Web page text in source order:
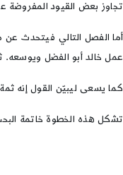
تجاوز بعض القيود المفروضة
أما الفصل التالي فيتحدث عن
عمل خالد أبو الفضل ويوسعه.
كما يسعى ليبيّن القول إنه
تشكل هذه الخطوة خاتمة